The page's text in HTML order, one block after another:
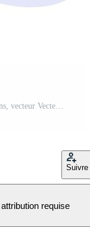
trading, forex et bourse, tablette dans les mains, vecteur Vecteur Pro
Suivre
requise